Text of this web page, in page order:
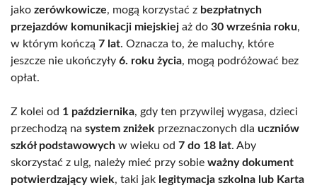
jako zerówkowicze, mogą korzystać z bezpłatnych
przejazdów komunikacji miejskiej aż do 30 września roku,
w którym kończą 7 lat. Oznacza to, że maluchy, które
jeszcze nie ukończyły 6. roku życia, mogą podróżować bez
opłat.
Z kolei od 1 października, gdy ten przywilej wygasa, dzieci
przechodzą na system zniżek przeznaczonych dla uczniów
szkół podstawowych w wieku od 7 do 18 lat. Aby
skorzystać z ulg, należy mieć przy sobie ważny dokument
potwierdzający wiek, taki jak legitymacja szkolna lub Karta